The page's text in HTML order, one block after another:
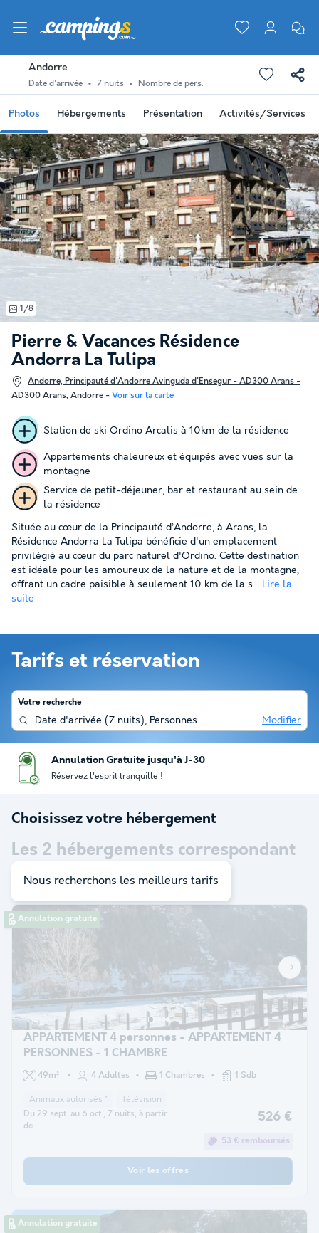
Andorre
Date d'arrivée 7 nuits Nombre de pers.
Photos Hébergements Présentation Activités/Services
Pierre & Vacances Résidence
Andorra La Tulipa
Andorre, Principauté d'Andorre Avinguda d'Ensegur - AD300 Arans -
AD300 Arans, Andorre - Voir sur la carte
1/8
Station de ski Ordino Arcalis à 10km de la résidence
Appartements chaleureux et équipés avec vues sur la
montagne
Service de petit-déjeuner, bar et restaurant au sein de
la résidence
Située au cœur de la Principauté d’Andorre, à Arans, la
Résidence Andorra La Tulipa bénéficie d'un emplacement
privilégié au cœur du parc naturel d'Ordino. Cette destination
est idéale pour les amoureux de la nature et de la montagne,
offrant un cadre paisible à seulement 10 km de la s... Lire la
suite
Tarifs et réservation
Votre recherche
Date d'arrivée (7 nuits), Personnes Modifier
Annulation Gratuite jusqu'à J-30
Réservez l'esprit tranquille !
Choisissez votre hébergement
Les 2 hébergements correspondant
à votre sélection
Annulation gratuite
APPARTEMENT 4 personnes - APPARTEMENT 4
PERSONNES - 1 CHAMBRE
49m² 4 Adultes 1 Chambres 1 Sdb
Animaux autorisés * Télévision
Du 29 sept. au 6 oct., 7 nuits, à partir
de
526 €
53 € remboursés
Voir les offres
Annulation gratuite
Nous recherchons les meilleurs tarifs